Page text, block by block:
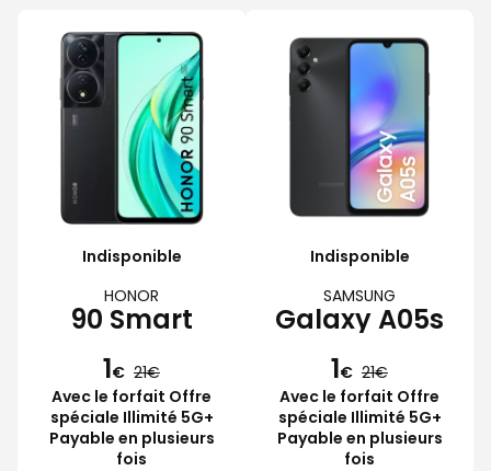
Indisponible
HONOR
90 Smart
1€ 21
Avec le forfait Offre
spéciale Illimité 5G+
Payable en plusieurs
fois
Indisponible
SAMSUNG
Galaxy A05s
1€ 21
Avec le forfait Offre
spéciale Illimité 5G+
Payable en plusieurs
fois